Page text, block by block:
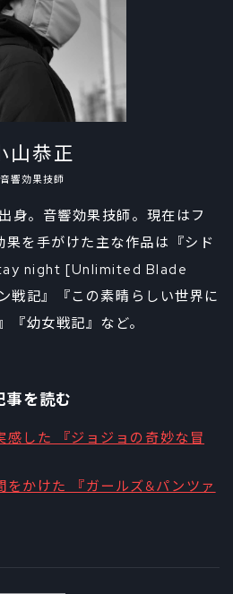
山恭正
音響効果技師
身。音響効果技師。現在はフ
果を手がけた主な作品は『シド
night [Unlimited Blade
戦記』『この素晴らしい世界に
『幼女戦記』など。
事を読む
した 『ジョジョの奇妙な冒
かけた 『ガールズ&パンツァ